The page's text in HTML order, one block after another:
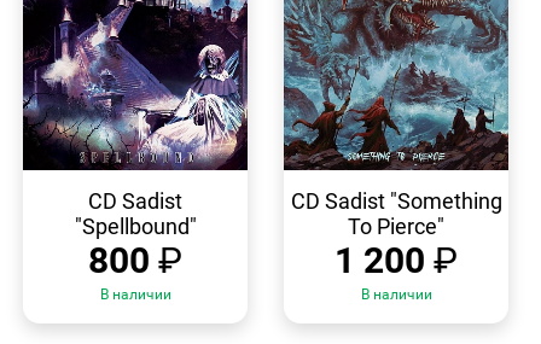
ПРОСМОТР
CD Sadist
"Spellbound"
800 ₽
В наличии
ПРОСМОТР
CD Sadist "Something
To Pierce"
1 200 ₽
В наличии